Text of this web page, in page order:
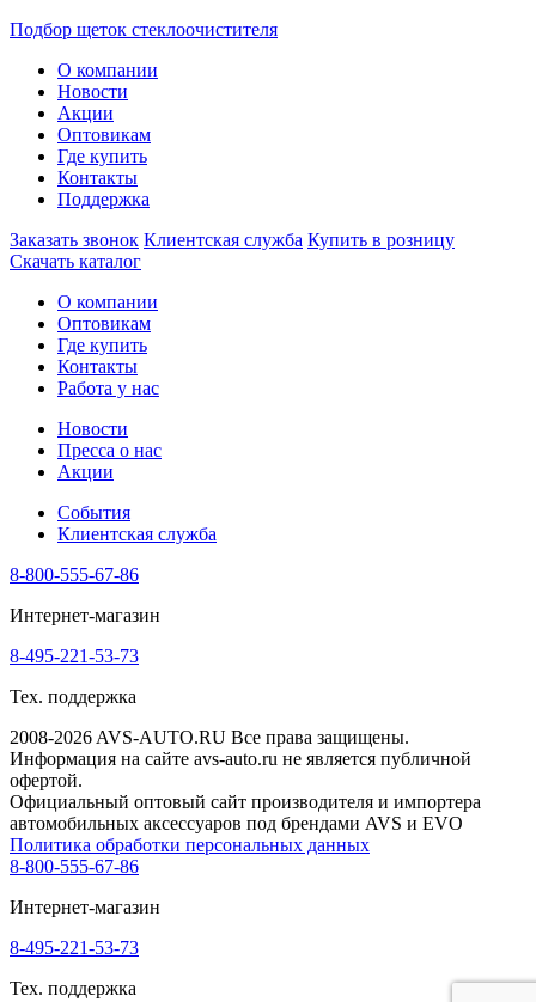
Подбор щеток стеклоочистителя
О компании
Новости
Акции
Оптовикам
Где купить
Контакты
Поддержка
Заказать звонок Клиентская служба Купить в розницу
Скачать каталог
О компании
Оптовикам
Где купить
Контакты
Работа у нас
Новости
Пресса о нас
Акции
События
Клиентская служба
8-800-555-67-86
Интернет-магазин
8-495-221-53-73
Тех. поддержка
2008-2026 AVS-AUTO.RU Все права защищены.
Информация на сайте avs-auto.ru не является публичной
офертой.
Официальный оптовый сайт производителя и импортера
автомобильных аксессуаров под брендами AVS и EVO
Политика обработки персональных данных
8-800-555-67-86
Интернет-магазин
8-495-221-53-73
Тех. поддержка